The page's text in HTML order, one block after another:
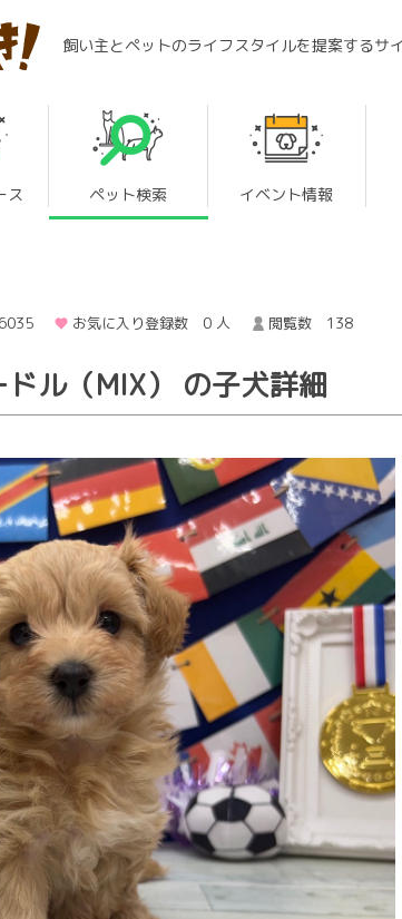
飼い主とペットのライフスタイルを提案するサ
ス ペット検索 イベント情報
お気に入り登録数 0 人 閲覧数 138
ル（MIX） の子犬詳細